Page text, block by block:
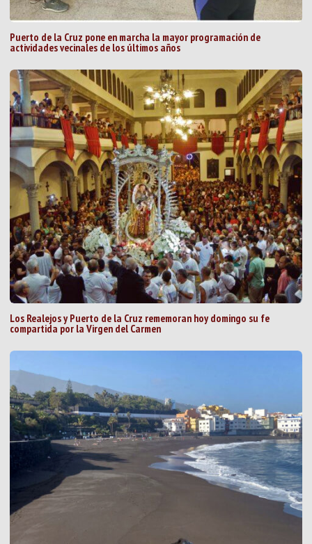
Puerto de la Cruz pone en marcha la mayor programación de
actividades vecinales de los últimos años
Los Realejos y Puerto de la Cruz rememoran hoy domingo su fe
compartida por la Virgen del Carmen